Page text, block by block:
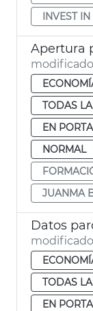
INVEST
TODAS
EN
NORMAL
JUANMA
Datos
TODAS
EN